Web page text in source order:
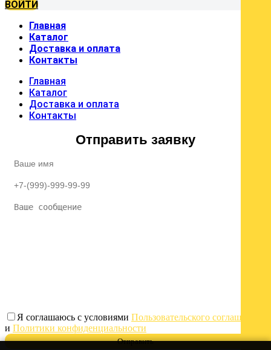
ВОЙТИ
Главная
Каталог
Доставка и оплата
Контакты
Главная
Каталог
Доставка и оплата
Контакты
Отправить заявку
Я соглашаюсь с условиями Пользовательского соглашения
и Политики конфиденциальности